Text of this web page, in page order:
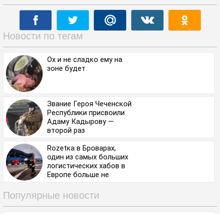
Новости по тегам
Ох и не сладко ему на
зоне будет
Звание Героя Чеченской
Республики присвоили
Адаму Кадырову —
второй раз
Rozetкa в Броварах,
один из самых больших
логистических хабов в
Европе больше не
Популярные новости